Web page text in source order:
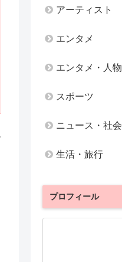
アーティスト
エンタメ
エンタメ・人物
スポーツ
ニュース・社会
生活・旅行
プロフィール